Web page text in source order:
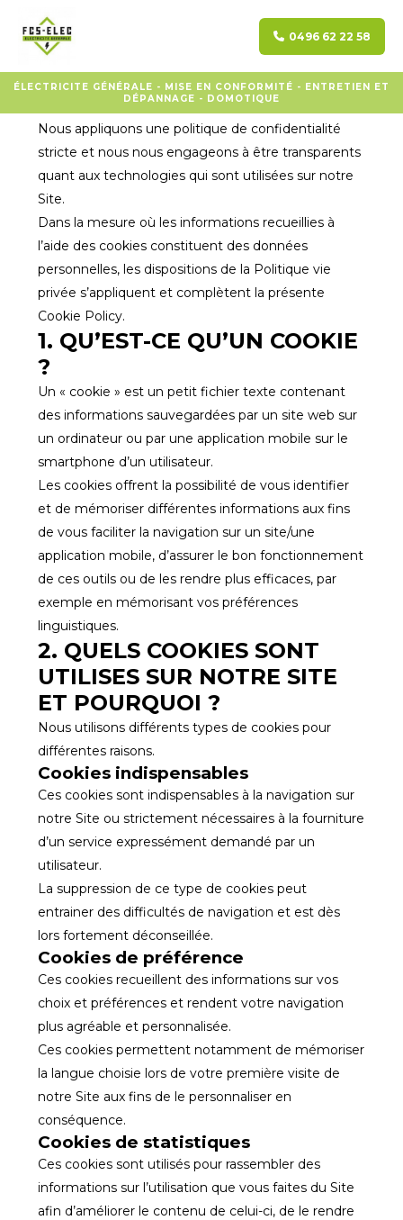
0496 62 22 58
ÉLECTRICITE GÉNÉRALE - MISE EN CONFORMITÉ - ENTRETIEN ET
DÉPANNAGE - DOMOTIQUE
la « Cookie Policy ») décrit les différents types de
cookies que nous utilisons sur notre site
www.gregory-francois.be (ci-après, le « Site ») et la
manière dont vous pouvez paramétrer ces cookies.
Nous appliquons une politique de confidentialité
stricte et nous nous engageons à être transparents
quant aux technologies qui sont utilisées sur notre
Site.
Dans la mesure où les informations recueillies à
l’aide des cookies constituent des données
personnelles, les dispositions de la Politique vie
privée s’appliquent et complètent la présente
Cookie Policy.
1. QU’EST-CE QU’UN COOKIE
?
Un « cookie » est un petit fichier texte contenant
des informations sauvegardées par un site web sur
un ordinateur ou par une application mobile sur le
smartphone d’un utilisateur.
Les cookies offrent la possibilité de vous identifier
et de mémoriser différentes informations aux fins
de vous faciliter la navigation sur un site/une
application mobile, d’assurer le bon fonctionnement
de ces outils ou de les rendre plus efficaces, par
exemple en mémorisant vos préférences
linguistiques.
2. QUELS COOKIES SONT
UTILISES SUR NOTRE SITE
ET POURQUOI ?
Nous utilisons différents types de cookies pour
différentes raisons.
Cookies indispensables
Ces cookies sont indispensables à la navigation sur
notre Site ou strictement nécessaires à la fourniture
d’un service expressément demandé par un
utilisateur.
La suppression de ce type de cookies peut
entrainer des difficultés de navigation et est dès
lors fortement déconseillée.
Cookies de préférence
Ces cookies recueillent des informations sur vos
choix et préférences et rendent votre navigation
plus agréable et personnalisée.
Ces cookies permettent notamment de mémoriser
la langue choisie lors de votre première visite de
notre Site aux fins de le personnaliser en
conséquence.
Cookies de statistiques
Ces cookies sont utilisés pour rassembler des
informations sur l’utilisation que vous faites du Site
afin d’améliorer le contenu de celui-ci, de le rendre